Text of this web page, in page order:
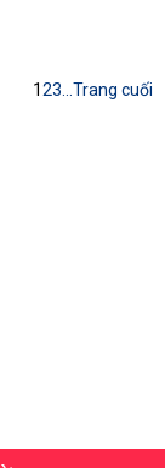
123 Trang cuối